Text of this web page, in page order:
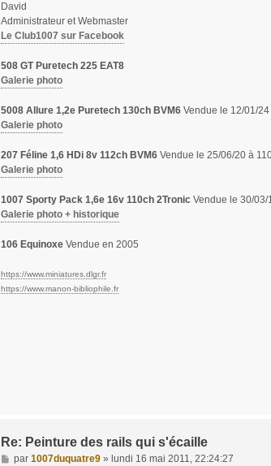
David
Administrateur et Webmaster
Le Club1007 sur Facebook
508 GT Puretech 225 EAT8
Galerie photo
5008 Allure 1,2e Puretech 130ch BVM6 Vendue le 12/01/
Galerie photo
207 Féline 1,6 HDi 8v 112ch BVM6 Vendue le 25/06/20 à
Galerie photo
1007 Sporty Pack 1,6e 16v 110ch 2Tronic Vendue le 30/03/
Galerie photo + historique
106 Equinoxe Vendue en 2005
https://www.miniatures.dlgr.fr
https://www.manon-bibliophile.fr
Re: Peinture des rails qui s'écaille
M
par 1007duquatre9» lundi 16 mai 2011, 22:24:27